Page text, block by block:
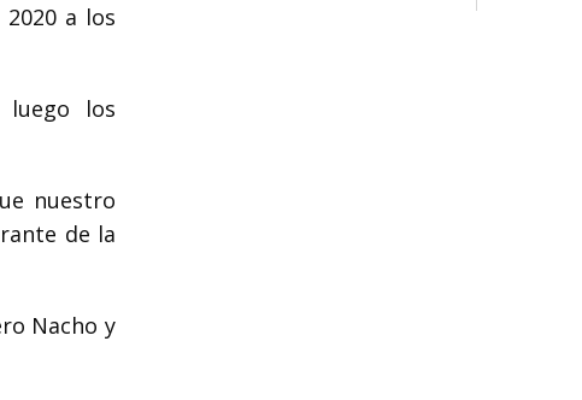
a los
luego los
nuestro
de la
Nacho y